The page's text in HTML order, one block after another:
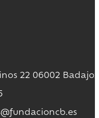
22 06002 Badajoz